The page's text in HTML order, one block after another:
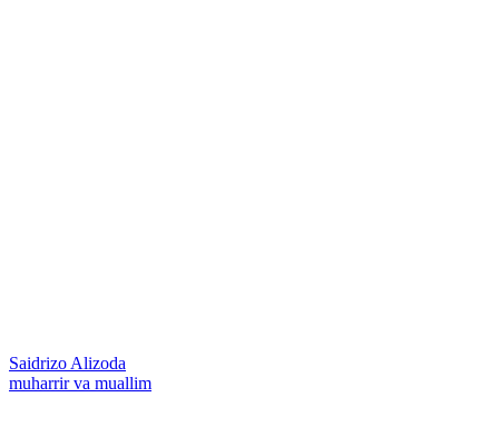
Saidrizo Alizoda
muharrir va muallim